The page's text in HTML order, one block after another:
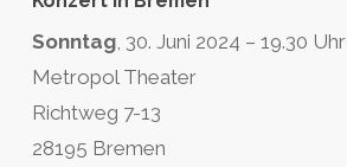
Sonntag, 30. Juni 2024 – 19.30 Uhr
Metropol Theater
Richtweg 7-13
28195 Bremen